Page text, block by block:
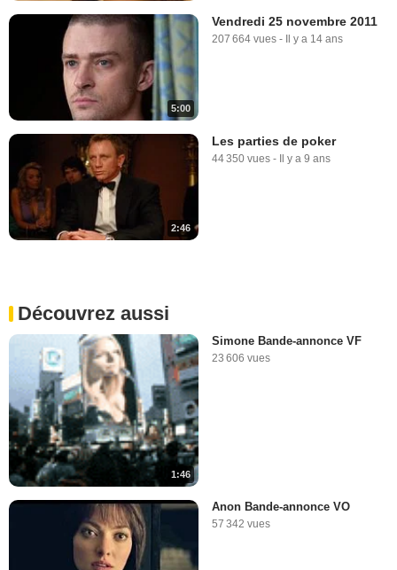
5:00
Vendredi 25 novembre 2011
207 664 vues - Il y a 14 ans
2:46
Les parties de poker
44 350 vues - Il y a 9 ans
Découvrez aussi
1:46
Simone Bande-annonce VF
23 606 vues
Anon Bande-annonce VO
57 342 vues